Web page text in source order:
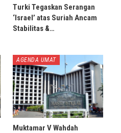
Turki Tegaskan Serangan
‘Israel’ atas Suriah Ancam
Stabilitas &…
AGENDA UMAT
Muktamar V Wahdah